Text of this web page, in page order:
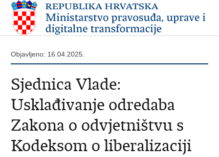
Objavljeno: 16.04.2025.
Sjednica Vlade:
Usklađivanje odredaba
Zakona o odvjetništvu s
Kodeksom o liberalizaciji